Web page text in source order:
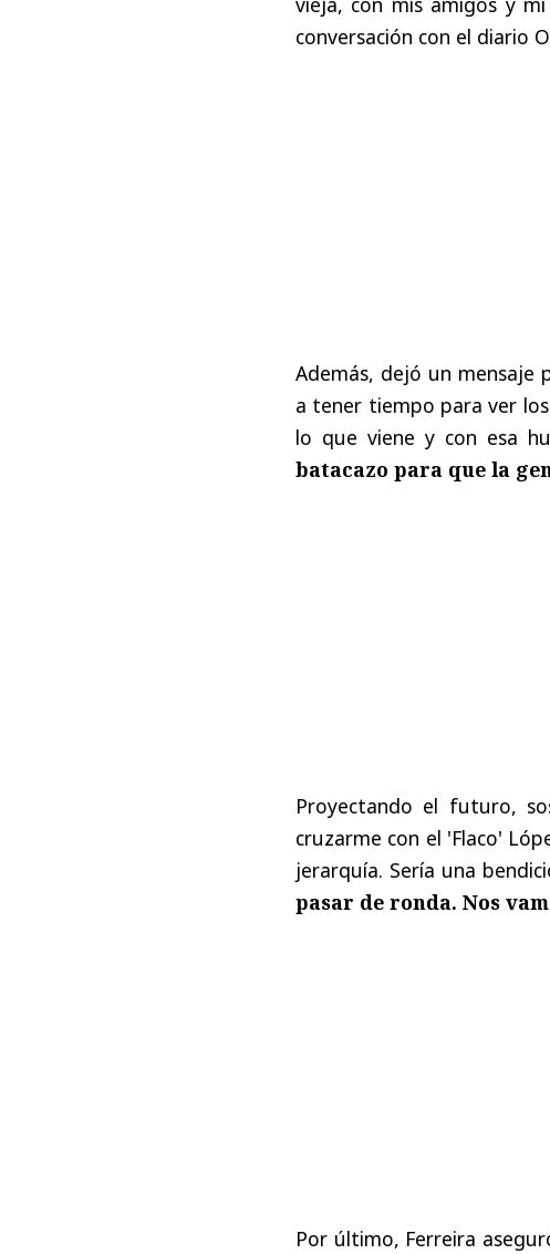
conversación con el diario
Además, dejó un mensaje
a tener tiempo para ver
lo que viene y con esa
batacazo para que la
Proyectando el futuro,
cruzarme con el 'Flaco'
jerarquía. Sería una
pasar de ronda. Nos
Por último, Ferreira